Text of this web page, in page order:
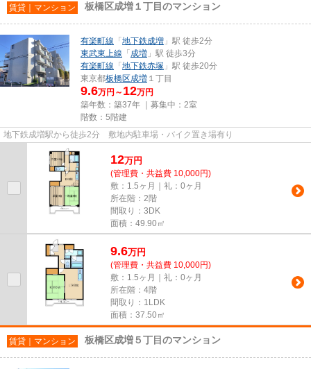
賃貸｜マンション 板橋区成増１丁目のマンション
有楽町線 「 地下鉄成増 」駅 徒歩2分
東武東上線 「 成増 」駅 徒歩3分
有楽町線 「 地下鉄赤塚 」駅 徒歩20分
東京都板橋区成増 １丁目
9.6万円～ 12万円
築年数：築37年 ｜募集中： 2室
階数：5階建
地下鉄成増駅から徒歩2分 敷地内駐車場・バイク置き場有り
12万円
(管理費・共益費 10,000円)
敷：1.5ヶ月｜礼：0ヶ月
所在階：2階
間取り：3DK
面積：49.90㎡
9.6万円
(管理費・共益費 10,000円)
敷：1.5ヶ月｜礼：0ヶ月
所在階：4階
間取り：1LDK
面積：37.50㎡
賃貸｜マンション 板橋区成増５丁目のマンション